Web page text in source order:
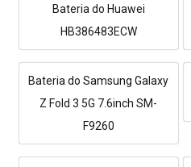
Bateria do Huawei
HB386483ECW
Bateria do Samsung Galaxy
Z Fold 3 5G 7.6inch SM-
F9260